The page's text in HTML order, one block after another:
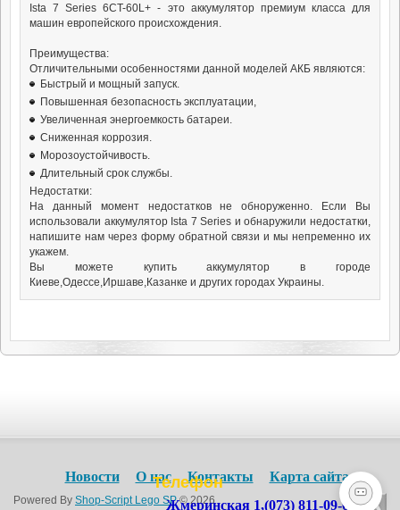
Ista 7 Series 6CT-60L+ - это аккумулятор премиум класса для
машин европейского происхождения.
Преимущества:
Отличительными особенностями данной моделей АКБ являются:
Быстрый и мощный запуск.
Повышенная безопасность эксплуатации,
Увеличенная энергоемкость батареи.
Сниженная коррозия.
Морозоустойчивость.
Длительный срок службы.
Недостатки:
На данный момент недостатков не обноруженно. Если Вы
использовали аккумулятор Ista 7 Series и обнаружили недостатки,
напишите нам через форму обратной связи и мы непременно их
укажем.
Вы можете купить аккумулятор в городе
Киеве,Одессе,Иршаве,Казанке и других городах Украины.
Новости О нас Контакты Карта сайта
Powered By Shop-Script Lego SP© 2026
Телефон
Жмеринская 1,(073) 811-09-09,